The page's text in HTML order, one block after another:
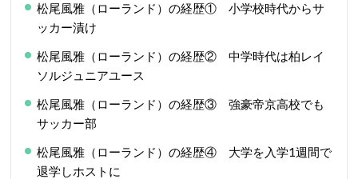
松尾風雅（ローランド）の経歴① 小学校時代からサ
ッカー漬け
松尾風雅（ローランド）の経歴② 中学時代は柏レイ
ソルジュニアユース
松尾風雅（ローランド）の経歴③ 強豪帝京高校でも
サッカー部
松尾風雅（ローランド）の経歴④ 大学を入学1週間で
退学しホストに